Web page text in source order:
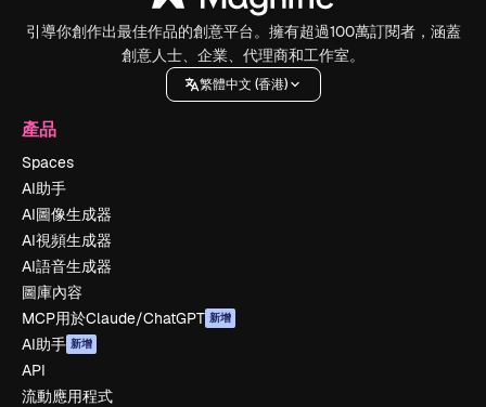
引導你創作出最佳作品的創意平台。擁有超過100萬訂閱者，涵蓋
創意人士、企業、代理商和工作室。
繁體中文 (香港)
產品
Spaces
AI助手
AI圖像生成器
AI視頻生成器
AI語音生成器
圖庫內容
MCP用於Claude/ChatGPT 新增
AI助手 新增
API
流動應用程式